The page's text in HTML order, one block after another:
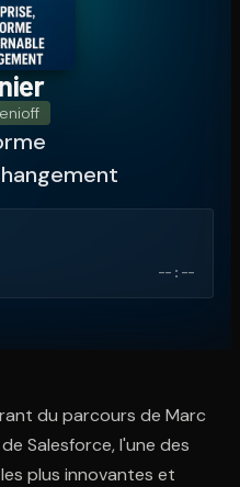
pointe sur le code. C'est gratuit à
--:--
du parcours de Marc
Salesforce, l'une des
plus innovantes et